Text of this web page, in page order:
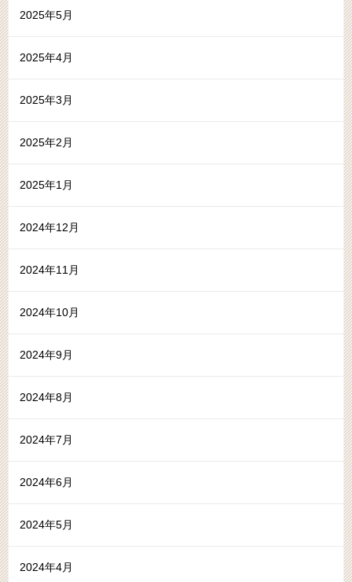
2025年5月
2025年4月
2025年3月
2025年2月
2025年1月
2024年12月
2024年11月
2024年10月
2024年9月
2024年8月
2024年7月
2024年6月
2024年5月
2024年4月